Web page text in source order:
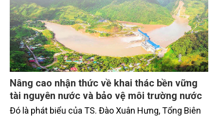
Nâng cao nhận thức về khai thác bền vững
tài nguyên nước và bảo vệ môi trường nước
Đó là phát biểu của TS. Đào Xuân Hưng, Tổng Biên